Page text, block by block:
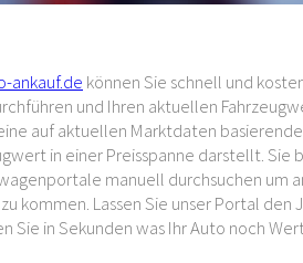
ankauf.de können Sie schnell und
und Ihren aktuellen
auf aktuellen Marktdaten
in einer Preisspanne darstellt. Sie
manuell durchsuchen um
kommen. Lassen Sie unser Portal den
Sie in Sekunden was Ihr Auto noch